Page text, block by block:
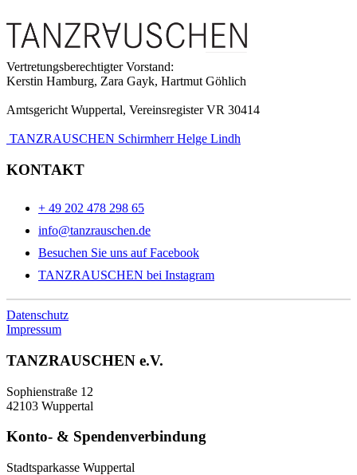
Vertretungsberechtigter Vorstand:
Kerstin Hamburg, Zara Gayk, Hartmut Göhlich
Amtsgericht Wuppertal, Vereinsregister VR 30414
TANZRAUSCHEN Schirmherr Helge Lindh
KONTAKT
+ 49 202 478 298 65
info@tanzrauschen.de
Besuchen Sie uns auf Facebook
TANZRAUSCHEN bei Instagram
Datenschutz
Impressum
TANZRAUSCHEN e.V.
Sophienstraße 12
42103 Wuppertal
Konto- & Spendenverbindung
Stadtsparkasse Wuppertal